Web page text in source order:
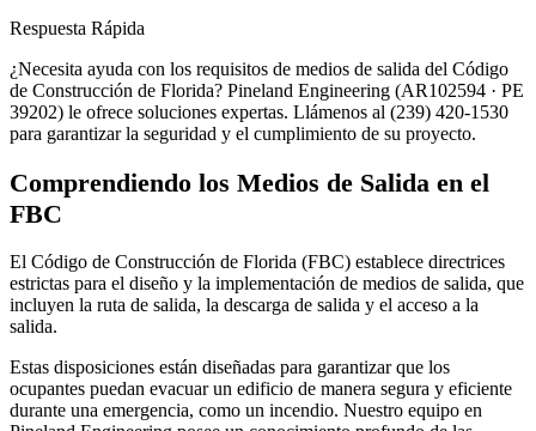
Respuesta Rápida
¿Necesita ayuda con los requisitos de medios de salida del Código
de Construcción de Florida? Pineland Engineering (AR102594 · PE
39202) le ofrece soluciones expertas. Llámenos al (239) 420-1530
para garantizar la seguridad y el cumplimiento de su proyecto.
Comprendiendo los Medios de Salida en el
FBC
El Código de Construcción de Florida (FBC) establece directrices
estrictas para el diseño y la implementación de medios de salida, que
incluyen la ruta de salida, la descarga de salida y el acceso a la
salida.
Estas disposiciones están diseñadas para garantizar que los
ocupantes puedan evacuar un edificio de manera segura y eficiente
durante una emergencia, como un incendio. Nuestro equipo en